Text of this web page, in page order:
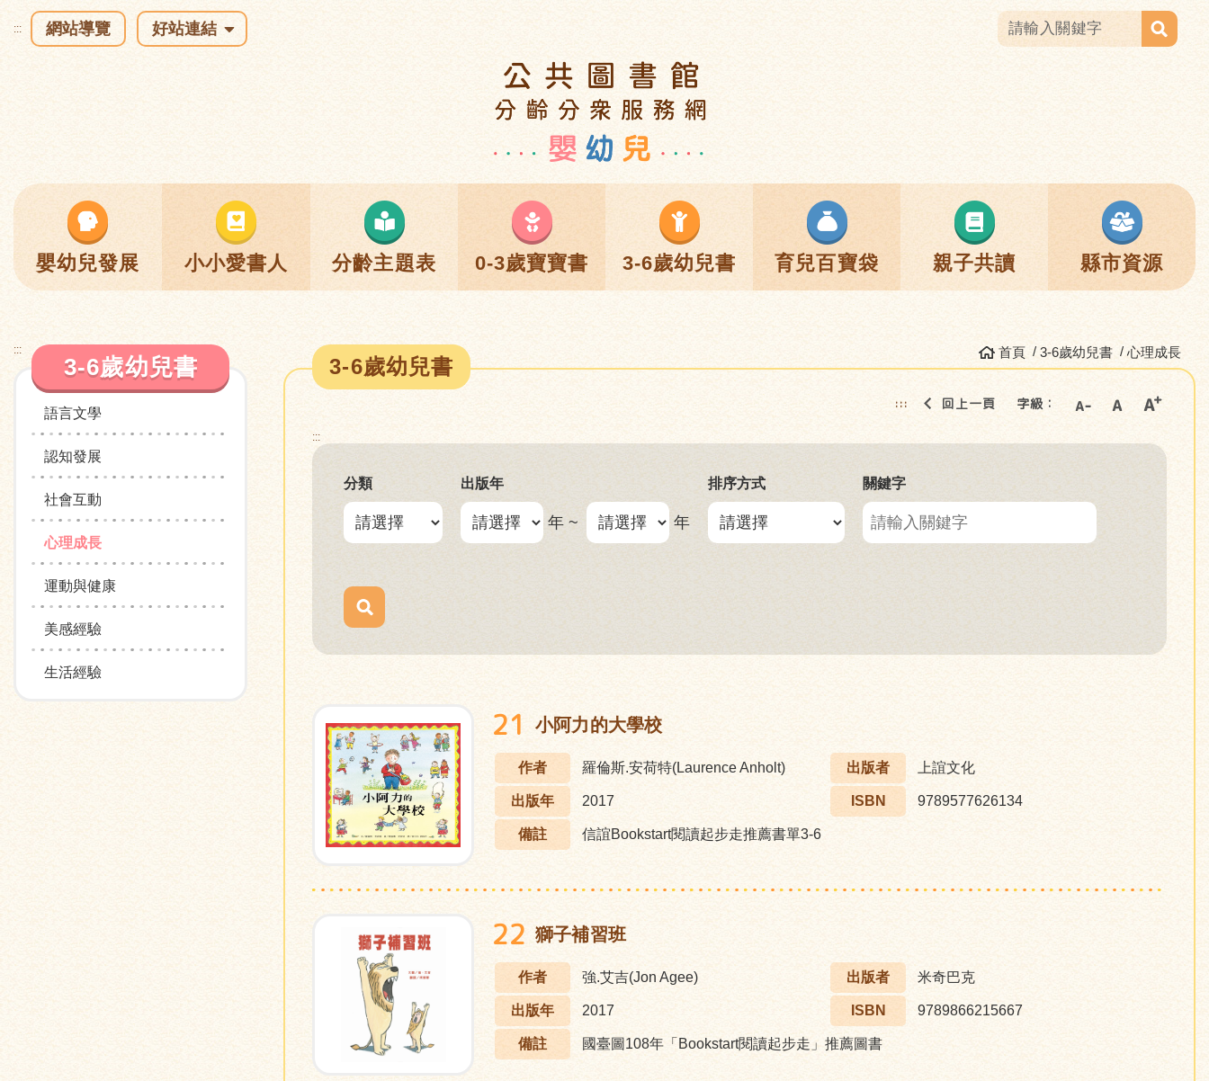
::: 網站導覽 好站連結
嬰幼兒發展 小小愛書人 分齡主題表 0-3歲寶寶書 3-6歲幼兒書 育兒百寶袋 親子共讀 縣市資源
:::
3-6歲幼兒書
語言文學
認知發展
社會互動
心理成長
運動與健康
美感經驗
生活經驗
首頁 3-6歲幼兒書 心理成長
3-6歲幼兒書
::: 回上一頁 字級：
:::
分類 出版年
年 ~ 年
排序方式 關鍵字
21 小阿力的大學校
作者 羅倫斯.安荷特(Laurence Anholt) 出版者 上誼文化
出版年 2017 ISBN 9789577626134
備註 信誼Bookstart閱讀起步走推薦書單3-6
22 獅子補習班
作者 強.艾吉(Jon Agee) 出版者 米奇巴克
出版年 2017 ISBN 9789866215667
備註 國臺圖108年「Bookstart閱讀起步走」推薦圖書